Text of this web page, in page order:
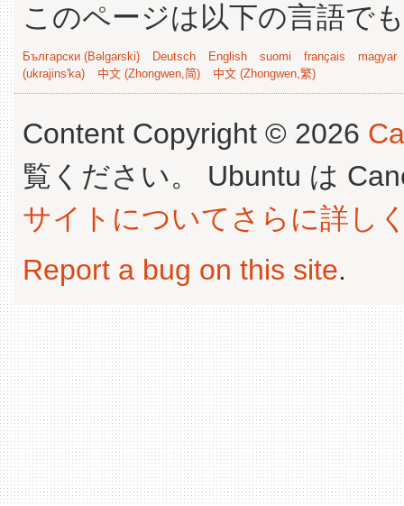
このページは以下の言語で
Български (Bəlgarski) Deutsch English suomi français
magyar
(ukrajins'ka)
中文 (Zhongwen,简) 中文 (Zhongwen,繁)
Content Copyright © 2026
覧ください。 Ubuntu は
サイトについてさらに詳し
Report a bug on this site.